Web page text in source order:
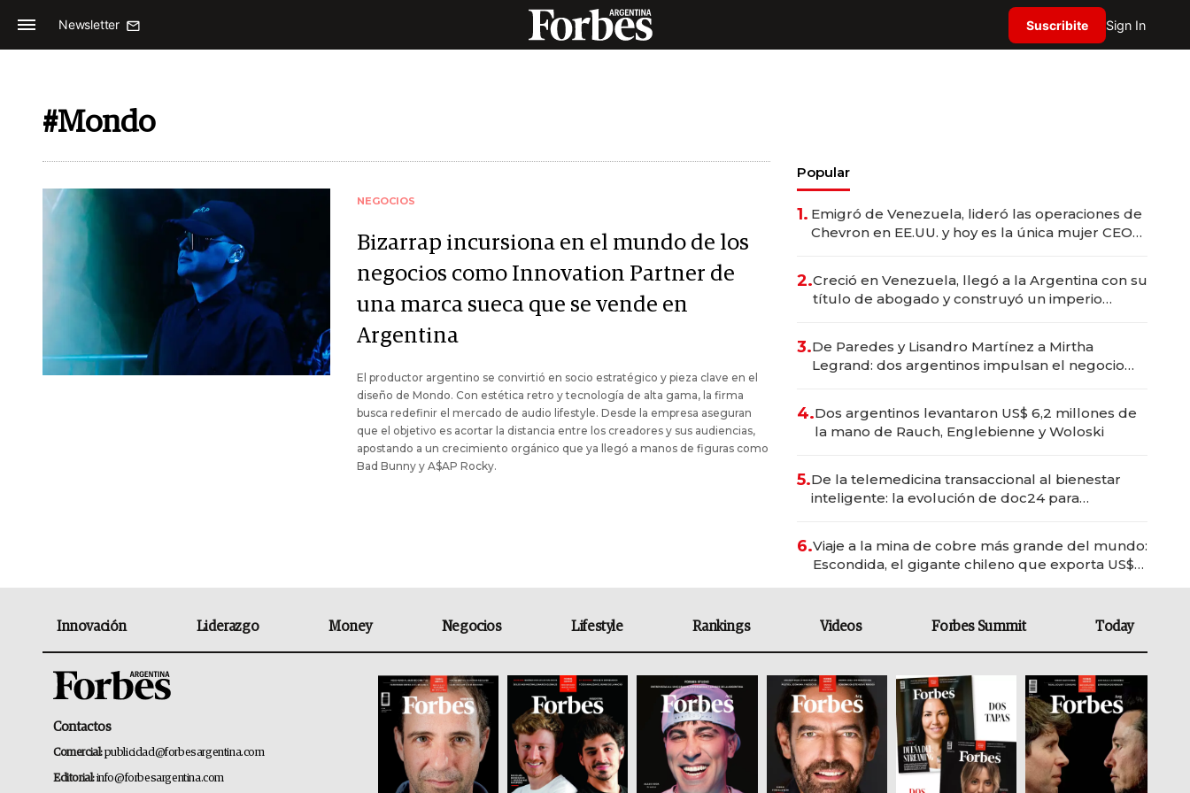
Newsletter Suscribite Sign In
#Mondo
NEGOCIOS
Bizarrap incursiona en el mundo de los
negocios como Innovation Partner de
una marca sueca que se vende en
Argentina
El productor argentino se convirtió en socio estratégico y pieza clave en el
diseño de Mondo. Con estética retro y tecnología de alta gama, la firma
busca redefinir el mercado de audio lifestyle. Desde la empresa aseguran
que el objetivo es acortar la distancia entre los creadores y sus audiencias,
apostando a un crecimiento orgánico que ya llegó a manos de figuras como
Bad Bunny y A$AP Rocky.
Popular
1. Emigró de Venezuela, lideró las operaciones de
Chevron en EE.UU. y hoy es la única mujer CEO
2.Creció en Venezuela, llegó a la Argentina con su
título de abogado y construyó un imperio
3.De Paredes y Lisandro Martínez a Mirtha
Legrand: dos argentinos impulsan el negocio
4.Dos argentinos levantaron US$ 6,2 millones de
la mano de Rauch, Englebienne y Woloski
5.De la telemedicina transaccional al bienestar
inteligente: la evolución de doc24 para
6.Viaje a la mina de cobre más grande del mundo:
Escondida, el gigante chileno que exporta US$
Innovación Liderazgo Money Negocios Lifestyle Rankings Videos Forbes Summit Today
Contactos
Comercial:publicidad@forbesargentina.com
Editorial:info@forbesargentina.com